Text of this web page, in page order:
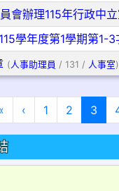
會辦理115年行政中
學年度第1學期第1-
( 人事助理員 / 131 / 人事室)
第一頁
‹ 上一頁
1 2 3 (